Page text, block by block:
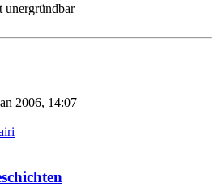
unergründbar
2006, 14:07